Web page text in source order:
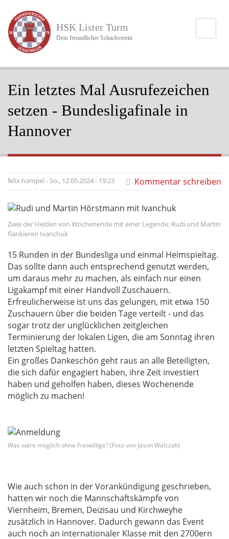
zum
Inhalt
HSK Lister Turm
Dein freundlicher Schachverein
Ein letztes Mal Ausrufezeichen
setzen - Bundesligafinale in
Hannover
felix.hampel - So., 12.05.2024 - 19:23 Kommentar schreiben
Bildunterschrift
Hauptbild
Zwei der Helden von Wochenende mit einer Legende: Rudi und Martin
flankieren Ivanchuk
15 Runden in der Bundesliga und einmal Heimspieltag.
Das sollte dann auch entsprechend genutzt werden,
um daraus mehr zu machen, als einfach nur einen
Ligakampf mit einer Handvoll Zuschauern.
Erfreulicherweise ist uns das gelungen, mit etwa 150
Zuschauern über die beiden Tage verteilt - und das
sogar trotz der unglücklichen zeitgleichen
Terminierung der lokalen Ligen, die am Sonntag ihren
letzten Spieltag hatten.
Ein großes Dankeschön geht raus an alle Beteiligten,
die sich dafür engagiert haben, ihre Zeit investiert
haben und geholfen haben, dieses Wochenende
möglich zu machen!
Was wäre möglich ohne Freiwillige? (Foto von Jason Walczak)
Wie auch schon in der Vorankündigung geschrieben,
hatten wir noch die Mannschaftskämpfe von
Viernheim, Bremen, Deizisau und Kirchweyhe
zusätzlich in Hannover. Dadurch gewann das Event
auch noch an internationaler Klasse mit den 2700ern